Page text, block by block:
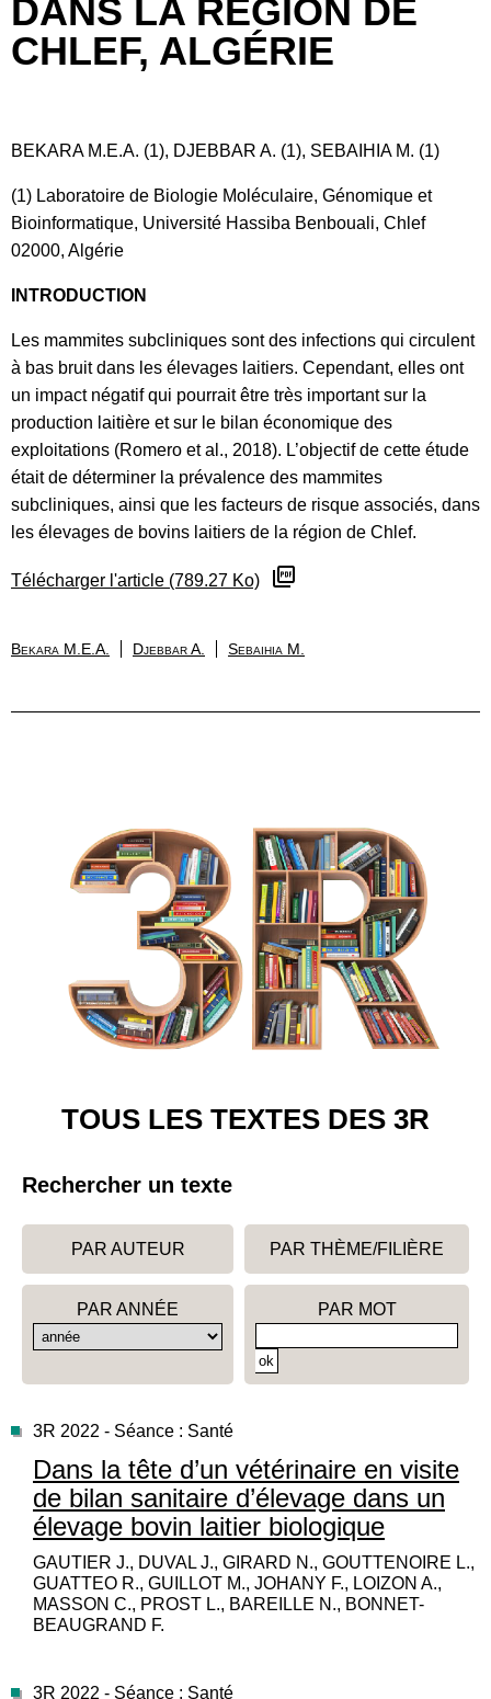
DANS LA RÉGION DE
CHLEF, ALGÉRIE
BEKARA M.E.A. (1), DJEBBAR A. (1), SEBAIHIA M. (1)
(1) Laboratoire de Biologie Moléculaire, Génomique et
Bioinformatique, Université Hassiba Benbouali, Chlef
02000, Algérie
INTRODUCTION
Les mammites subcliniques sont des infections qui circulent
à bas bruit dans les élevages laitiers. Cependant, elles ont
un impact négatif qui pourrait être très important sur la
production laitière et sur le bilan économique des
exploitations (Romero et al., 2018). L’objectif de cette étude
était de déterminer la prévalence des mammites
subcliniques, ainsi que les facteurs de risque associés, dans
les élevages de bovins laitiers de la région de Chlef.
Télécharger l'article (789.27 Ko)
Bekara M.E.A. Djebbar A. Sebaihia M.
TOUS LES TEXTES DES 3R
Rechercher un texte
PAR AUTEUR PAR THÈME/FILIÈRE
PAR ANNÉE PAR MOT
3R 2022 - Séance : Santé
Dans la tête d’un vétérinaire en visite
de bilan sanitaire d’élevage dans un
élevage bovin laitier biologique
GAUTIER J., DUVAL J., GIRARD N., GOUTTENOIRE L.,
GUATTEO R., GUILLOT M., JOHANY F., LOIZON A.,
MASSON C., PROST L., BAREILLE N., BONNET-
BEAUGRAND F.
3R 2022 - Séance : Santé